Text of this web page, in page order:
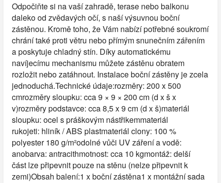
Odpočiňte si na vaší zahradě, terase nebo balkonu
daleko od zvědavých očí, s naší výsuvnou boční
zástěnou. Kromě toho, že Vám nabízí potřebné soukromí
chrání také proti větru nebo přímým snunečním zářením
a poskytuje chladný stín. Díky automatickému
navíjecímu mechanismu můžete zástěnu obratem
rozložit nebo zatáhnout. Instalace boční zástěny je zcela
jednoduchá.Technické údaje:rozměry: 200 x 500
cmrozměry sloupku: cca 9 × 9 × 200 cm (d x š x
v)rozměry podstavce: cca 8,5 x 9 cm (d x š)materiál
sloupku: ocel s práškovým nástřikemmateriál
rukojeti: hliník / ABS plastmateriál clony: 100 %
polyester 180 g/m²odolné vůči UV záření a vodě:
anobarva: antracithmotnost: cca 10 kgmontáž: delší
část lze připevnit pouze na stěnu (nelze připevnit k
zemi)Obsah balení:1 x boční zástěna1 x montážní sada